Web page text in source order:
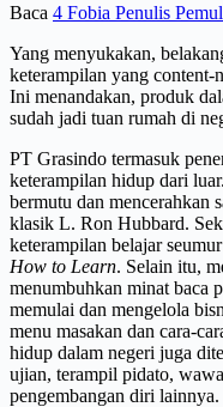
Baca 4 Fobia Penulis
Yang menyukakan,
keterampilan yang content-
Ini menandakan, produk
sudah jadi tuan rumah di
PT Grasindo termasuk
keterampilan hidup dari
bermutu dan mencerahkan
klasik L. Ron Hubbard.
keterampilan belajar
How to Learn. Selain itu,
menumbuhkan minat baca
memulai dan mengelola
menu masakan dan cara-
hidup dalam negeri juga
ujian, terampil pidato,
pengembangan diri lainnya.